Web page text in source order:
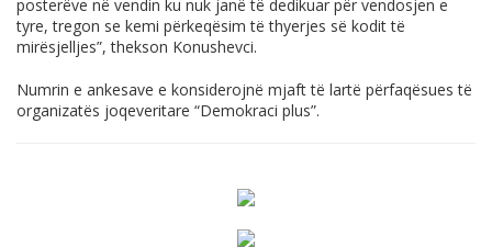
posterëve në vendin ku nuk janë të dedikuar për vendosjen e
tyre, tregon se kemi përkeqësim të thyerjes së kodit të
mirësjelljes”, thekson Konushevci.
Numrin e ankesave e konsiderojnë mjaft të lartë përfaqësues të
organizatës joqeveritare “Demokraci plus”.